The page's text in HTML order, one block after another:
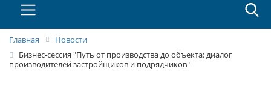
Главная
Новости
Бизнес-сессия "Путь от производства до объекта: диалог
производителей застройщиков и подрядчиков"